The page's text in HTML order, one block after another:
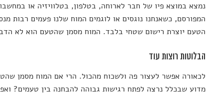
נמצא במוצא פיו של חבר לארוחה, בטלפון, בטלוויזיה או
המפורסם, כשאנחנו נוגסים או לוגמים המוח שלנו פעמים רבות
הטעם יוצרת רישום שטחי בלבד. המוח מסמן שהטעם הוא לא
הבלוטות רוצות עוד
לכאורה אפשר לעצור פה ולשכוח מהכול. הרי אם המוח מסמן
מדוע שבכלל נרצה לפתח רגישות גבוהה להבחנה בין טעמים?